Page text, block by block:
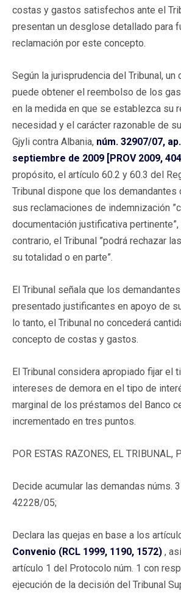
costas y gastos satisfechos ante el
presentan un desglose detallado para
reclamación por este concepto.
Según la jurisprudencia del Tribunal, un
puede obtener el reembolso de los
en la medida en que se establezca su
necesidad y el carácter razonable de
Gjyli contra Albania, núm. 32907/07,
septiembre de 2009 [PROV 2009,
propósito, el artículo 60.2 y 60.3 del
Tribunal dispone que los demandantes
sus reclamaciones de indemnización
documentación justificativa
contrario, el Tribunal ”podrá rechazar
su totalidad o en parte”.
El Tribunal señala que los
presentado justificantes en apoyo de
lo tanto, el Tribunal no concederá
concepto de costas y gastos.
El Tribunal considera apropiado fijar el
intereses de demora en el tipo de
marginal de los préstamos del Banco
incrementado en tres puntos.
POR ESTAS RAZONES, EL TRIBUNAL,
Decide acumular las demandas núms.
42228/05;
Declara las quejas en base a los
Convenio (RCL 1999, 1190, 1572) ,
artículo 1 del Protocolo núm. 1 con
ejecución de la decisión del Tribunal